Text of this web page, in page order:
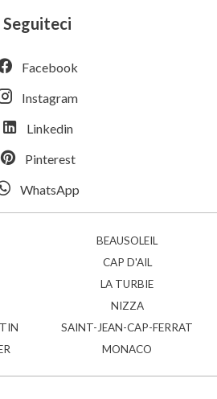
Seguiteci
Facebook
Instagram
Linkedin
Pinterest
WhatsApp
BEAUSOLEIL
CAP D'AIL
LA TURBIE
NIZZA
SAINT-JEAN-CAP-FERRAT
MONACO